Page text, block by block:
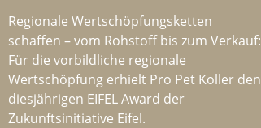
Regionale Wertschöpfungsketten
schaffen – vom Rohstoff bis zum Verkauf:
Für die vorbildliche regionale
Wertschöpfung erhielt Pro Pet Koller den
diesjährigen EIFEL Award der
Zukunftsinitiative Eifel.